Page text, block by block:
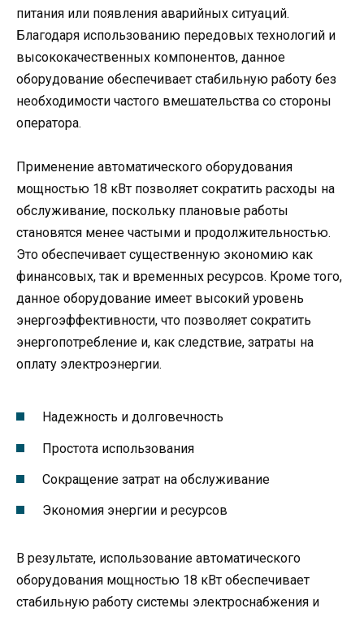
питания или появления аварийных ситуаций.
Благодаря использованию передовых технологий и
высококачественных компонентов, данное
оборудование обеспечивает стабильную работу без
необходимости частого вмешательства со стороны
оператора.
Применение автоматического оборудования
мощностью 18 кВт позволяет сократить расходы на
обслуживание, поскольку плановые работы
становятся менее частыми и продолжительностью.
Это обеспечивает существенную экономию как
финансовых, так и временных ресурсов. Кроме того,
данное оборудование имеет высокий уровень
энергоэффективности, что позволяет сократить
энергопотребление и, как следствие, затраты на
оплату электроэнергии.
Надежность и долговечность
Простота использования
Сокращение затрат на обслуживание
Экономия энергии и ресурсов
В результате, использование автоматического
оборудования мощностью 18 кВт обеспечивает
стабильную работу системы электроснабжения и